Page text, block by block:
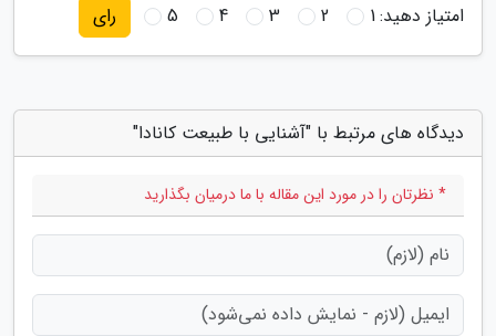
امتیاز دهید:1
2
3
4
5 رای
دیدگاه های مرتبط با "آشنایی با طبیعت کانادا"
* نظرتان را در مورد این مقاله با ما درمیان بگذارید